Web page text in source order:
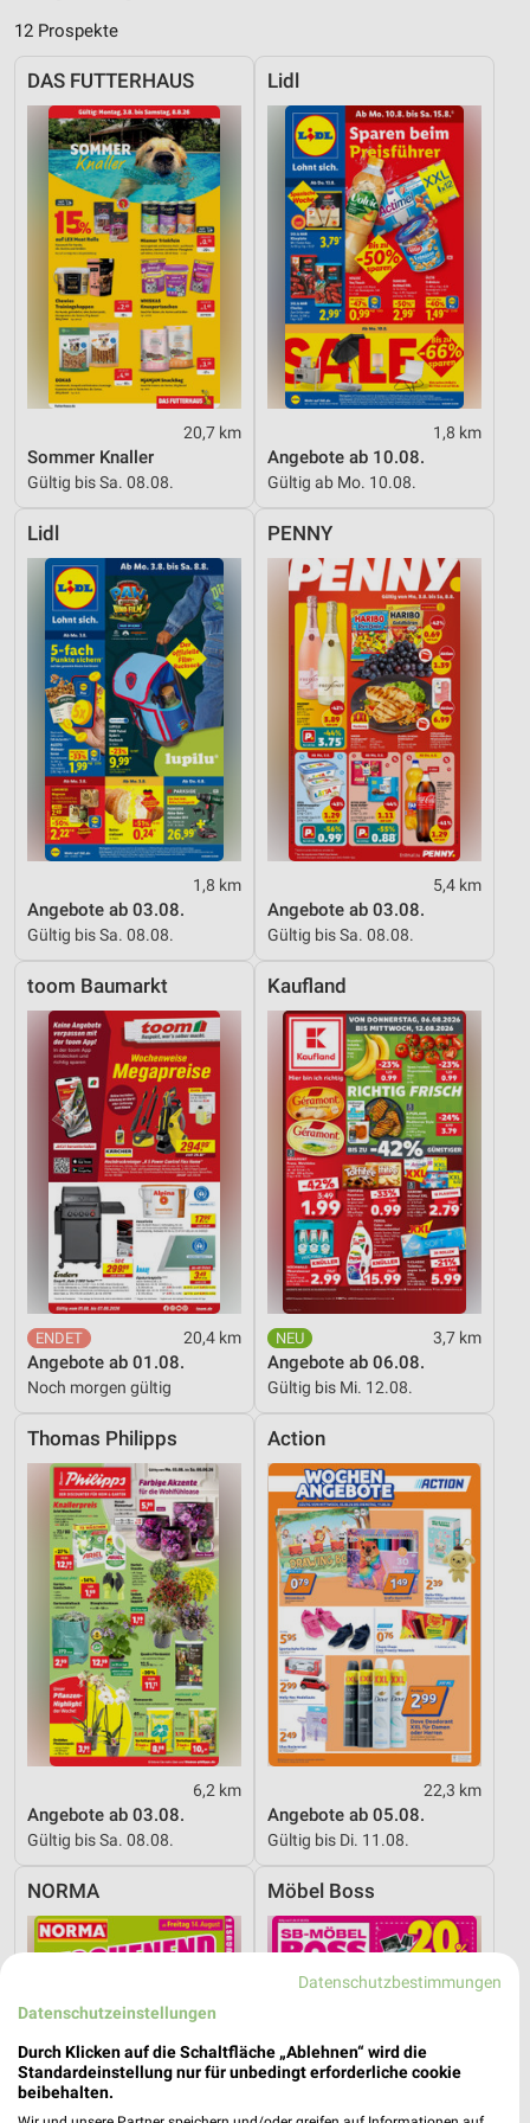
12 Prospekte
DAS FUTTERHAUS
20,7 km
Sommer Knaller
Gültig bis Sa. 08.08.
Lidl
1,8 km
Angebote ab 10.08.
Gültig ab Mo. 10.08.
Lidl
1,8 km
Angebote ab 03.08.
Gültig bis Sa. 08.08.
PENNY
5,4 km
Angebote ab 03.08.
Gültig bis Sa. 08.08.
toom Baumarkt
20,4 km
Angebote ab 01.08.
Noch morgen gültig
Kaufland
3,7 km
Angebote ab 06.08.
Gültig bis Mi. 12.08.
Thomas Philipps
6,2 km
Angebote ab 03.08.
Gültig bis Sa. 08.08.
Action
22,3 km
Angebote ab 05.08.
Gültig bis Di. 11.08.
NORMA Möbel Boss
Datenschutzbestimmungen
Datenschutzeinstellungen
Durch Klicken auf die Schaltfläche „Ablehnen“ wird die
Standardeinstellung nur für unbedingt erforderliche cookie
beibehalten.